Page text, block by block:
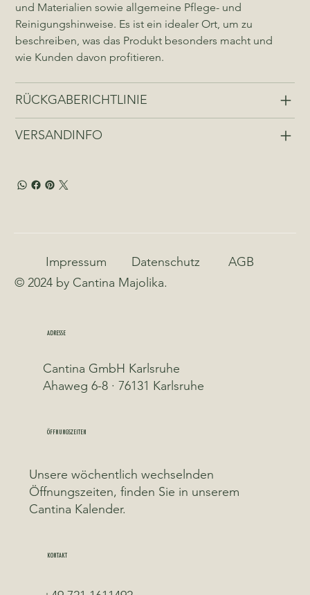
und Materialien sowie allgemeine Pflege- und
Reinigungshinweise. Es ist ein idealer Ort, um zu
beschreiben, was das Produkt besonders macht und
wie Kunden davon profitieren.
RÜCKGABERICHTLINIE
VERSANDINFO
© 2024 by Cantina Majolika.
Datenschutz
Impressum AGB
ADRESSE
Cantina GmbH Karlsruhe
Ahaweg 6-8 · 76131 Karlsruhe
ÖFFNUNGSZEITEN
Unsere wöchentlich wechselnden
Öffnungszeiten, finden Sie in unserem
Cantina Kalender.
KONTAKT